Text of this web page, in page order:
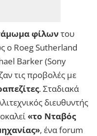
φίλωντου
ο Roeg Sutherland
Barker (Sony
τις προβολές με
. Σταδιακά
διευθυντής
«το Νταβός
, ένα forum